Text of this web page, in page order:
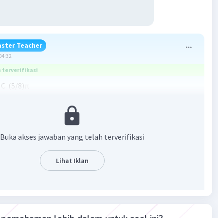
Teacher
terverifikasi
C. (5/8)π
pada gambar terlampir
( Balas
Buka akses jawaban yang telah terverifikasi
Lihat Iklan